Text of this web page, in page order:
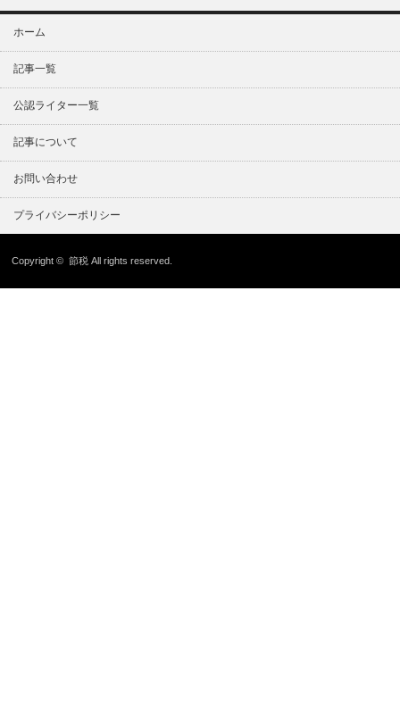
ホーム
記事一覧
公認ライター一覧
記事について
お問い合わせ
プライバシーポリシー
Copyright ©節税 All rights reserved.